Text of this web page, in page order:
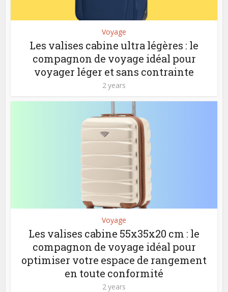
Voyage
Les valises cabine ultra légères : le
compagnon de voyage idéal pour
voyager léger et sans contrainte
2 years
Voyage
Les valises cabine 55x35x20 cm : le
compagnon de voyage idéal pour
optimiser votre espace de rangement
en toute conformité
2 years